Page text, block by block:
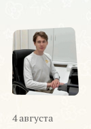
4 августа